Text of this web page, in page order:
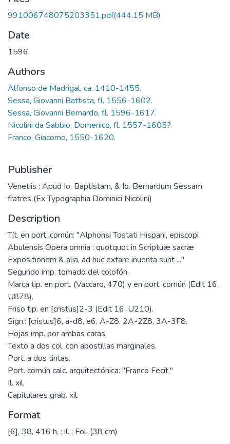
991006748075203351.pdf(444.15 MB)
Date
1596
Authors
Alfonso de Madrigal, ca. 1410-1455.
Sessa, Giovanni Battista, fl. 1556-1602.
Sessa, Giovanni Bernardo, fl. 1596-1617.
Nicolini da Sabbio, Domenico, fl. 1557-1605?
Franco, Giacomo, 1550-1620.
Publisher
Venetiis : Apud Io. Baptistam, & Io. Bernardum Sessam,
fratres (Ex Typographia Dominici Nicolini)
Description
Tít. en port. común: "Alphonsi Tostati Hispani, episcopi
Abulensis Opera omnia : quotquot in Scriptuæ sacræ
Expositionem & alia, ad huc extare inuenta sunt ..."
Segundo imp. tomado del colofón.
Marca tip. en port. (Vaccaro, 470) y en port. común (Edit 16,
U878).
Friso tip. en [cristus]2-3 (Edit 16, U210).
Sign.: [cristus]6, a-d8, e6, A-Z8, 2A-2Z8, 3A-3F8.
Hojas imp. por ambas caras.
Texto a dos col. con apostillas marginales.
Port. a dos tintas.
Port. común calc. arquitectónica: "Franco Fecit."
Il. xil.
Capitulares grab. xil.
Format
[6], 38, 416 h. : il. ; Fol. (38 cm)